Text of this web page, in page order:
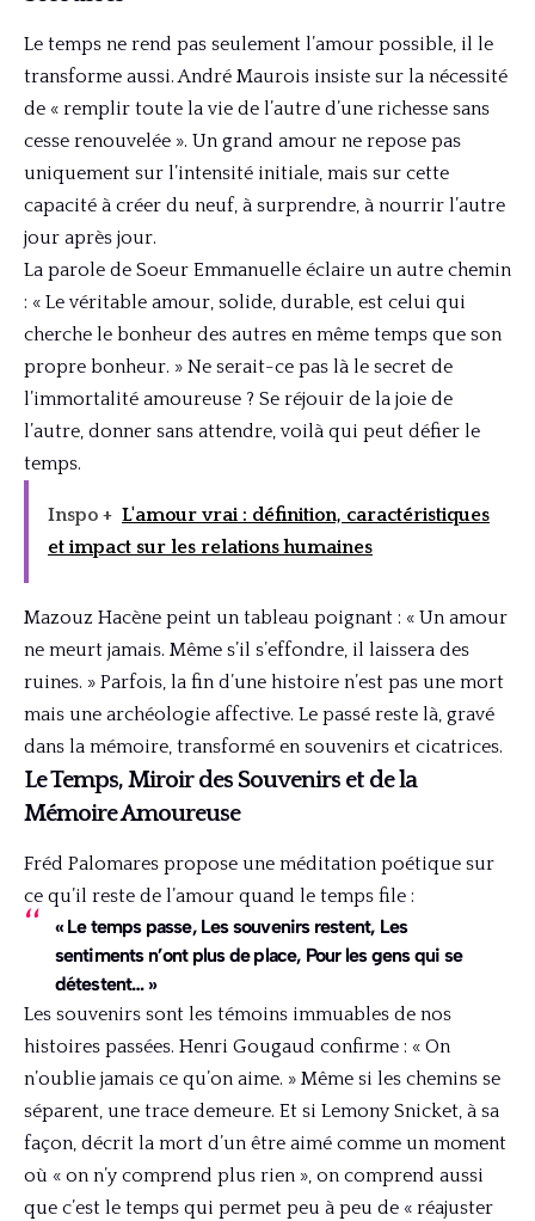
Le temps ne rend pas seulement l’amour possible, il le
transforme aussi. André Maurois insiste sur la nécessité
de « remplir toute la vie de l’autre d’une richesse sans
cesse renouvelée ». Un grand amour ne repose pas
uniquement sur l’intensité initiale, mais sur cette
capacité à créer du neuf, à surprendre, à nourrir l’autre
jour après jour.
La parole de Soeur Emmanuelle éclaire un autre chemin
: « Le véritable amour, solide, durable, est celui qui
cherche le bonheur des autres en même temps que son
propre bonheur. » Ne serait-ce pas là le secret de
l’immortalité amoureuse ? Se réjouir de la joie de
l’autre, donner sans attendre, voilà qui peut défier le
temps.
Inspo + L'amour vrai : définition, caractéristiques
et impact sur les relations humaines
Mazouz Hacène peint un tableau poignant : « Un amour
ne meurt jamais. Même s’il s’effondre, il laissera des
ruines. » Parfois, la fin d’une histoire n’est pas une mort
mais une archéologie affective. Le passé reste là, gravé
dans la mémoire, transformé en souvenirs et cicatrices.
Le Temps, Miroir des Souvenirs et de la
Mémoire Amoureuse
Fréd Palomares propose une méditation poétique sur
ce qu’il reste de l’amour quand le temps file :
« Le temps passe, Les souvenirs restent, Les
sentiments n’ont plus de place, Pour les gens qui se
détestent… »
Les souvenirs sont les témoins immuables de nos
histoires passées. Henri Gougaud confirme : « On
n’oublie jamais ce qu’on aime. » Même si les chemins se
séparent, une trace demeure. Et si Lemony Snicket, à sa
façon, décrit la mort d’un être aimé comme un moment
où « on n’y comprend plus rien », on comprend aussi
que c’est le temps qui permet peu à peu de « réajuster